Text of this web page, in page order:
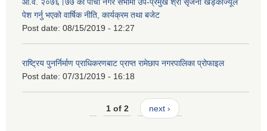
पेश गर्नु भएको वार्षिक नीति, कार्यक्रम तथा बजेट
Post date: 08/15/2019 - 12:27
राष्ट्रिय पुनर्निर्माण प्राधिकरणबाट प्राप्त रामेछाप नगरपालिका प्रोफाइल
Post date: 07/31/2019 - 16:18
1 of 2 next ›